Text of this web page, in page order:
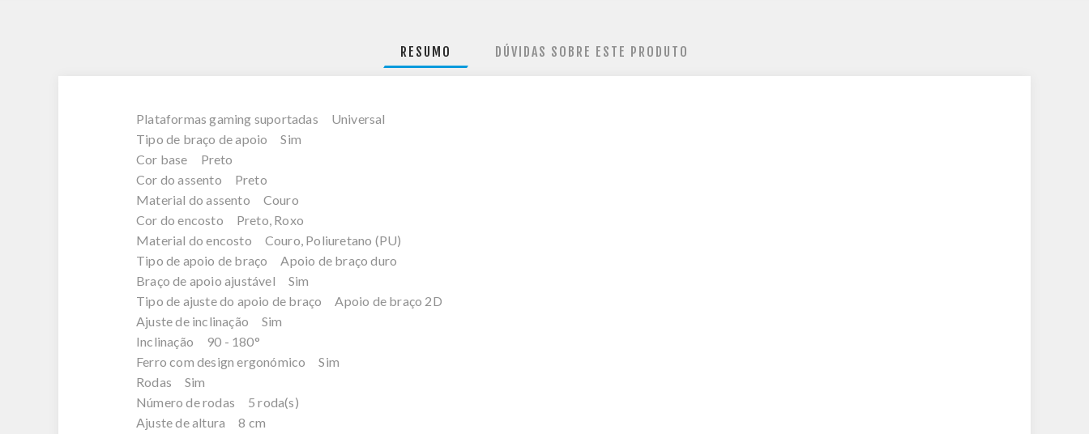
RESUMO DÚVIDAS SOBRE ESTE PRODUTO
Plataformas gaming suportadas Universal
Tipo de braço de apoio Sim
Cor base Preto
Cor do assento Preto
Material do assento Couro
Cor do encosto Preto, Roxo
Material do encosto Couro, Poliuretano (PU)
Tipo de apoio de braço Apoio de braço duro
Braço de apoio ajustável Sim
Tipo de ajuste do apoio de braço Apoio de braço 2D
Ajuste de inclinação Sim
Inclinação 90 - 180°
Ferro com design ergonómico Sim
Rodas Sim
Número de rodas 5 roda(s)
Ajuste de altura 8 cm